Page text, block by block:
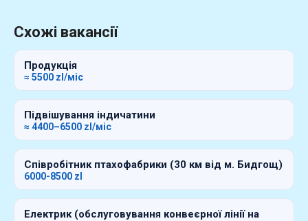
Схожі вакансії
Продукція
≈ 5500 zl/міс
Підвішування індичатини
≈ 4400–6500 zl/міс
Співробітник птахофабрики (30 км від м. Бидгощ)
6000-8500 zl
Електрик (обслуговування конвеєрної лінії на